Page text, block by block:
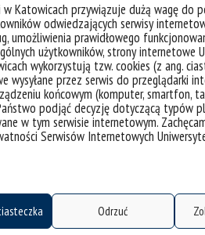
w Katowicach przywiązuje dużą wagę do
odwiedzających serwisy
umożliwienia prawidłowego
użytkowników, strony internetowe
wykorzystują tzw. cookies (z ang.
wysyłane przez serwis do przeglądarki
końcowym (komputer, smartfon,
podjąć decyzję dotyczącą typów
w tym serwisie internetowym.
Serwisów Internetowych
Odrzuć
rozwijają kompetencje
praktyk zawodowych.